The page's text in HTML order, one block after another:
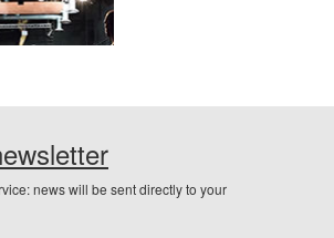
news will be sent directly to your